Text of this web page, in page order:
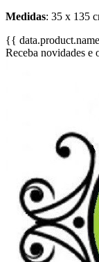
Medidas: 35 x 135
{{
Receba novidades e